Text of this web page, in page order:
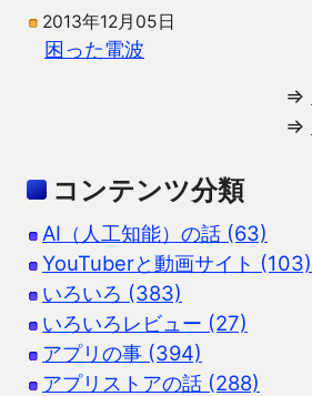
2013年12月05日
困った電波
⇒
⇒
コンテンツ分類
AI（人工知能）の話 (63)
YouTuberと動画サイト (103)
いろいろ (383)
いろいろレビュー (27)
アプリの事 (394)
アプリストアの話 (288)